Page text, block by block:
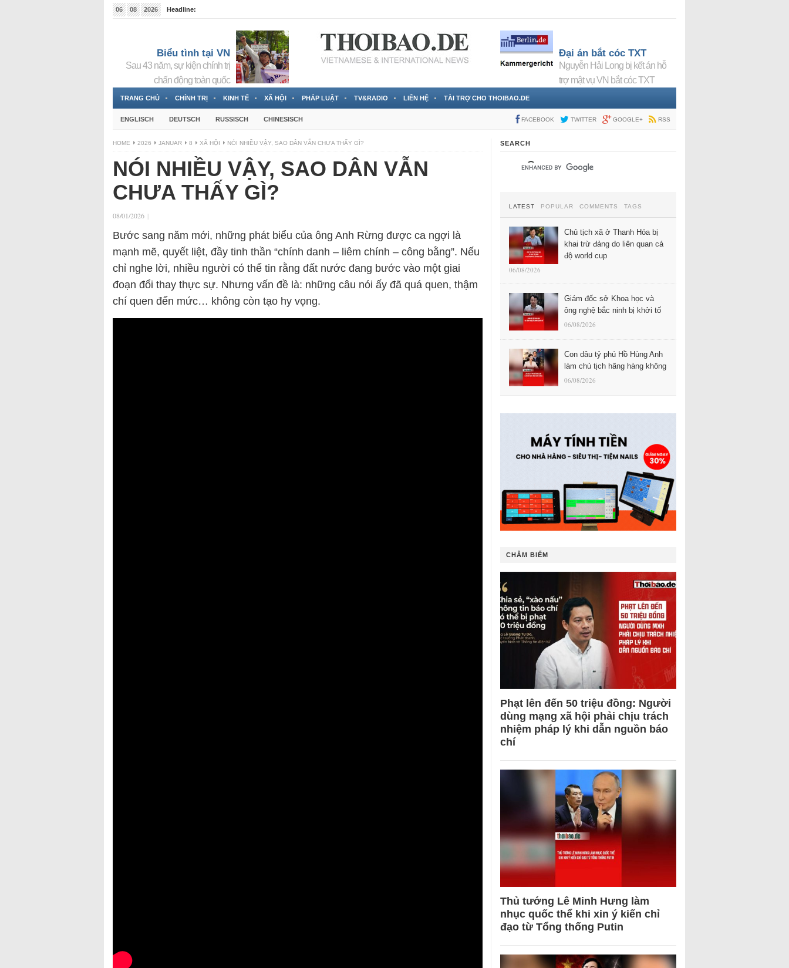
06 08 2026
Headline:
Biểu tình tại VN
Sau 43 năm, sự kiện chính trị
chấn động toàn quốc
Đại án bắt cóc TXT
Nguyễn Hải Long bị kết án hỗ
trợ mật vụ VN bắt cóc TXT
TRANG CHỦ CHÍNH TRỊ KINH TẾ XÃ HỘI PHÁP LUẬT TV&RADIO LIÊN HỆ TÀI TRỢ CHO THOIBAO.DE
ENGLISCH DEUTSCH RUSSISCH CHINESISCH FACEBOOK TWITTER GOOGLE+ RSS
HOME 2026 JANUAR 8 XÃ HỘI NÓI NHIỀU VẬY, SAO DÂN VẪN CHƯA THẤY GÌ?
NÓI NHIỀU VẬY, SAO DÂN VẪN
CHƯA THẤY GÌ?
08/01/2026 |
Bước sang năm mới, những phát biểu của ông Anh Rừng được ca ngợi là
mạnh mẽ, quyết liệt, đầy tinh thần “chính danh – liêm chính – công bằng”. Nếu
chỉ nghe lời, nhiều người có thể tin rằng đất nước đang bước vào một giai
đoạn đổi thay thực sự. Nhưng vấn đề là: những câu nói ấy đã quá quen, thậm
chí quen đến mức… không còn tạo hy vọng.
SEARCH
LATEST POPULAR COMMENTS TAGS
Chủ tịch xã ở Thanh Hóa bị
khai trừ đảng do liên quan cá
độ world cup
06/08/2026
Giám đốc sở Khoa học và
ông nghệ bắc ninh bị khởi tố
06/08/2026
Con dâu tỷ phú Hồ Hùng Anh
làm chủ tịch hãng hàng không
06/08/2026
CHÂM BIẾM
Phạt lên đến 50 triệu đồng: Người
dùng mạng xã hội phải chịu trách
nhiệm pháp lý khi dẫn nguồn báo
chí
Thủ tướng Lê Minh Hưng làm
nhục quốc thể khi xin ý kiến chỉ
đạo từ Tổng thống Putin